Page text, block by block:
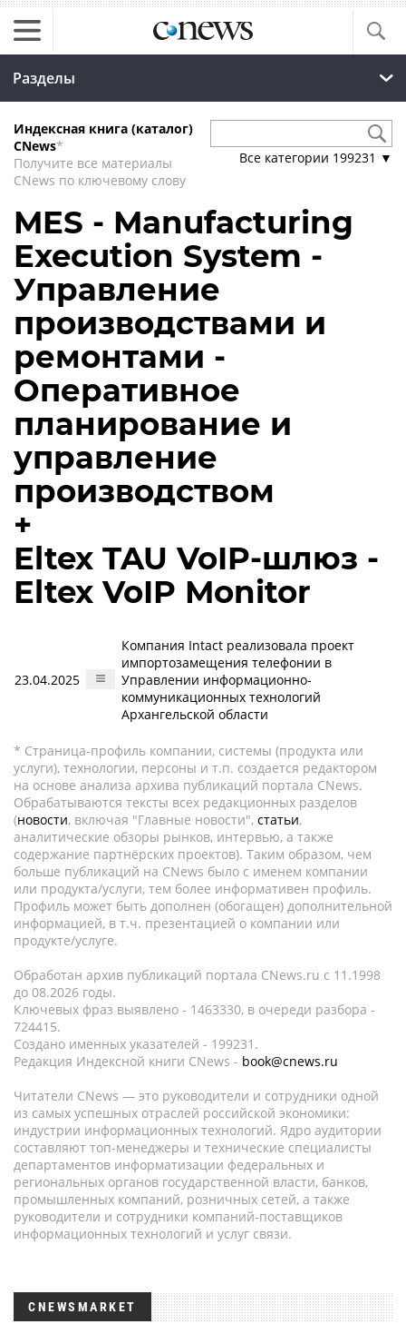
Разделы
Индексная книга (каталог)
CNews*
Получите все материалы
CNews по ключевому слову
Все категории 199231 ▼
MES - Manufacturing
Execution System -
Управление
производствами и
ремонтами -
Оперативное
планирование и
управление
производством
+
Eltex TAU VoIP-шлюз -
Eltex VoIP Monitor
23.04.2025
Компания Intact реализовала проект
импортозамещения телефонии в
Управлении информационно-
коммуникационных технологий
Архангельской области
* Страница-профиль компании, системы (продукта или
услуги), технологии, персоны и т.п. создается редактором
на основе анализа архива публикаций портала CNews.
Обрабатываются тексты всех редакционных разделов
(новости, включая "Главные новости", статьи,
аналитические обзоры рынков, интервью, а также
содержание партнёрских проектов). Таким образом, чем
больше публикаций на CNews было с именем компании
или продукта/услуги, тем более информативен профиль.
Профиль может быть дополнен (обогащен) дополнительной
информацией, в т.ч. презентацией о компании или
продукте/услуге.
Обработан архив публикаций портала CNews.ru c 11.1998
до 08.2026 годы.
Ключевых фраз выявлено - 1463330, в очереди разбора -
724415.
Создано именных указателей - 199231.
Редакция Индексной книги CNews - book@cnews.ru
Читатели CNews — это руководители и сотрудники одной
из самых успешных отраслей российской экономики:
индустрии информационных технологий. Ядро аудитории
составляют топ-менеджеры и технические специалисты
департаментов информатизации федеральных и
региональных органов государственной власти, банков,
промышленных компаний, розничных сетей, а также
руководители и сотрудники компаний-поставщиков
информационных технологий и услуг связи.
CNEWSMARKET